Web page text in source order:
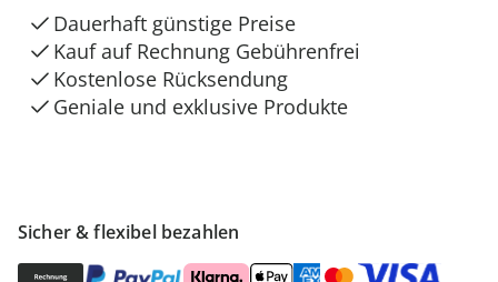
Sicher & flexibel bezahlen
Dauerhaft günstige Preise
Kauf auf Rechnung Gebührenfrei
Kostenlose Rücksendung
Geniale und exklusive Produkte